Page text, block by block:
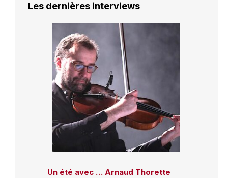
Les dernières interviews
Un été avec … Arnaud Thorette